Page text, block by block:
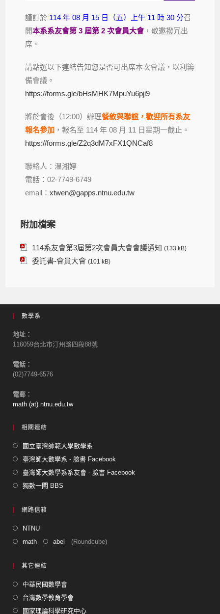
謹訂於 114 年 08 月 15 日（五）上午 11 時 30 分召
開本系系友會第 3 屆第 2 次會員大會，敬邀撥冗出
席。
請點選以下連結告知您是否可出席本次會議，以利籌
備會議。
https://forms.gle/bHsMHK7MpuYu6pji9
將於會後（12:00）辦理餐敘與聯誼，歡迎所有系友
報名參加 ，報名至 114 年 08 月 11 日星期一截止。
https://forms.gle/Z2q3dM7xFX1QNCaf8
聯絡人：温湘婷
電話：02-7749-6749
email：xtwen@gapps.ntnu.edu.tw
附加檔案
114系友會第3屆第2次會員大會會議通知 (133 kB)
委託書-會員大會 (101 kB)
數學系
地址：
116059台北市汀州路四段88號
電話：
(02)7749-6576
電郵：
math (at) ntnu.edu.tw
相關連結
國立臺灣師範大學數學系
臺灣師大數學系 - 臉書 Facebook
臺灣師大數學系系友會 - 臉書 Facebook
獨數一閣 BBS
網路信箱
NTNU
math
abel (Roundcube)
其它連結
中華民國數學會
台灣數學教育學會
國家理論科學研究中心